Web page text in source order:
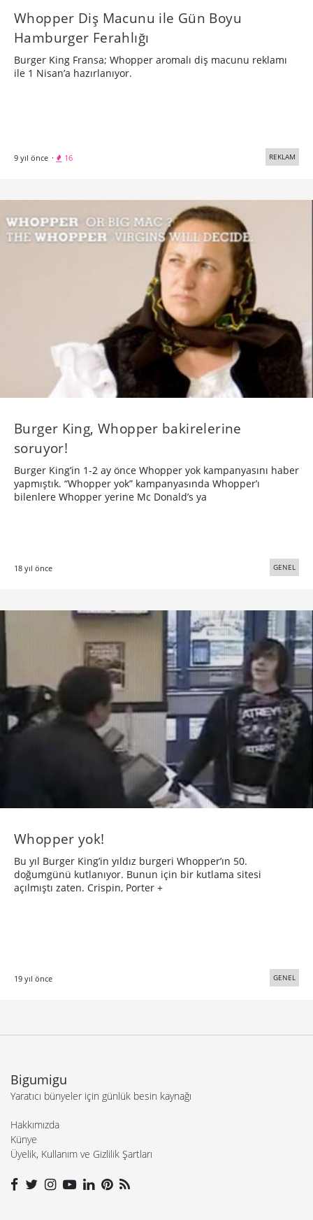
Whopper Diş Macunu ile Gün Boyu
Hamburger Ferahlığı
Burger King Fransa; Whopper aromalı diş macunu reklamı
ile 1 Nisan’a hazırlanıyor.
9 yıl önce · 16 REKLAM
Burger King, Whopper bakirelerine
soruyor!
Burger King’in 1-2 ay önce Whopper yok kampanyasını haber
yapmıştık. “Whopper yok” kampanyasında Whopper’ı
bilenlere Whopper yerine Mc Donald’s ya
18 yıl önce GENEL
Whopper yok!
Bu yıl Burger King’in yıldız burgeri Whopper’ın 50.
doğumgünü kutlanıyor. Bunun için bir kutlama sitesi
açılmıştı zaten. Crispin, Porter +
19 yıl önce GENEL
Bigumigu
Yaratıcı bünyeler için günlük besin kaynağı
Hakkımızda
Künye
Üyelik, Kullanım ve Gizlilik Şartları